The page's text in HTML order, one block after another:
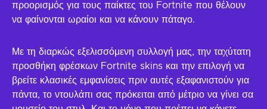
προορισμός για τους παίκτες του Fortnite που θέλουν
να φαίνονται ωραίοι και να κάνουν πάταγο.
Με τη διαρκώς εξελισσόμενη συλλογή μας, την ταχύτατη
προσθήκη φρέσκων Fortnite skins και την επιλογή να
βρείτε κλασικές εμφανίσεις πριν αυτές εξαφανιστούν για
πάντα, το ντουλάπι σας πρόκειται από μέτριο να γίνει σα